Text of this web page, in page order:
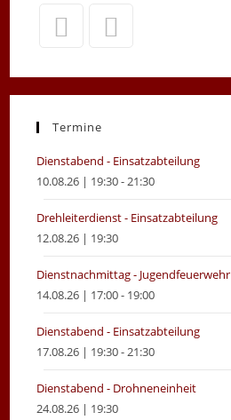
in
new
in
new
Termine
Dienstabend - Einsatzabteilung
10.08.26 | 19:30 - 21:30
Drehleiterdienst - Einsatzabteilung
12.08.26 | 19:30
Dienstnachmittag - Jugendfeuerwehr
14.08.26 | 17:00 - 19:00
Dienstabend - Einsatzabteilung
17.08.26 | 19:30 - 21:30
Dienstabend - Drohneneinheit
24.08.26 | 19:30